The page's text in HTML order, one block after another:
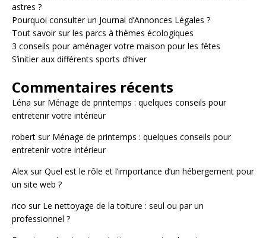
astres ?
Pourquoi consulter un Journal d’Annonces Légales ?
Tout savoir sur les parcs à thèmes écologiques
3 conseils pour aménager votre maison pour les fêtes
S’initier aux différents sports d’hiver
Commentaires récents
Léna sur Ménage de printemps : quelques conseils pour
entretenir votre intérieur
robert sur Ménage de printemps : quelques conseils pour
entretenir votre intérieur
Alex surQuel est le rôle et l’importance d’un hébergement pour
un site web ?
rico sur Le nettoyage de la toiture : seul ou par un
professionnel ?